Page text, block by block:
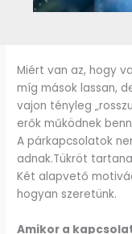
Miért van az, hogy
míg mások lassan,
vajon tényleg
erők működnek
A párkapcsolatok
adnak.Tükröt
Két alapvető
hogyan szeretünk.
Amikor a